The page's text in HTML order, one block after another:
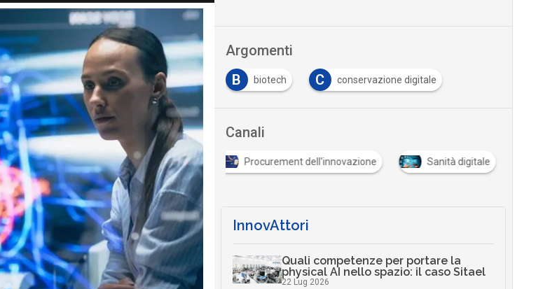
Argomenti
B
biotech C conservazione digitale
Canali
Procurement dell'innovazione Sanità digitale
InnovAttori
Quali competenze per portare la
physical AI nello spazio: il caso Sitael
22 Lug 2026